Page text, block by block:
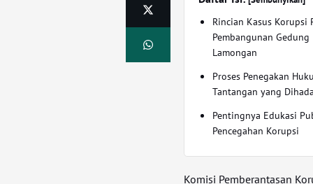
Rincian Kasus Korupsi
Pembangunan Gedung
Lamongan
Proses Penegakan
Tantangan yang
Pentingnya Edukasi
Pencegahan Korupsi
Komisi Pemberantasan